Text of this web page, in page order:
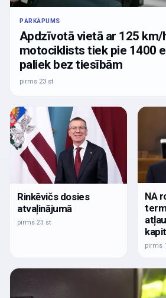
PĀRKĀPUMS
Apdzīvotā vietā ar 125
motociklists tiek pie 1400
paliek bez tiesībām
pirms 23 st
Rinkēvičs dosies
atvaļinājumā
pirms 23 st
NA
pirms